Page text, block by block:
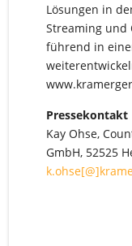
Lösungen in
Streaming und
führend in
Pressekontakt
Kay Ohse,
GmbH, 52525